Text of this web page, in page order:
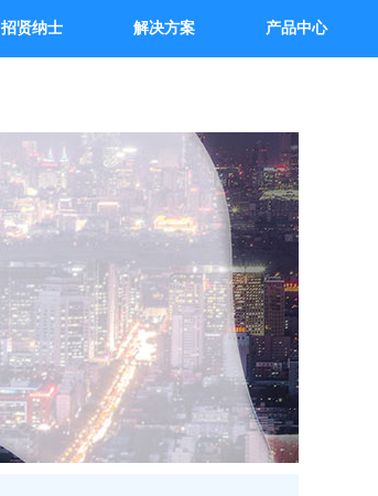
招贤纳士 解决方案 产品中心